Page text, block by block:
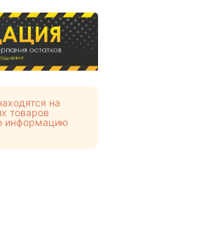
на
товаров
информацию